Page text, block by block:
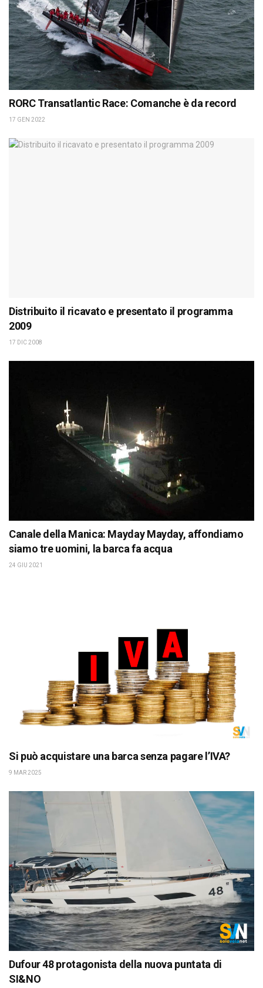
RORC Transatlantic Race: Comanche è da record
17 GEN 2022
Distribuito il ricavato e presentato il programma
2009
17 DIC 2008
Canale della Manica: Mayday Mayday, affondiamo
siamo tre uomini, la barca fa acqua
24 GIU 2021
Si può acquistare una barca senza pagare l’IVA?
9 MAR 2025
Dufour 48 protagonista della nuova puntata di
SI&NO